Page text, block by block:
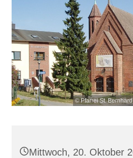
© Pfarrei St.
Mittwoch, 20. Oktober